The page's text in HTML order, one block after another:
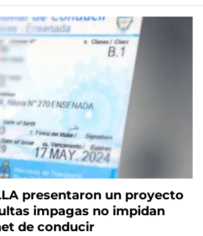
presentaron un proyecto
impagas no impidan
de conducir